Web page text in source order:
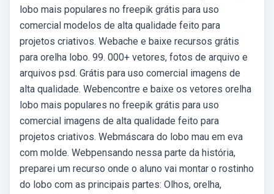
lobo mais populares no freepik grátis para uso
comercial modelos de alta qualidade feito para
projetos criativos. Webache e baixe recursos grátis
para orelha lobo. 99. 000+ vetores, fotos de arquivo e
arquivos psd. Grátis para uso comercial imagens de
alta qualidade. Webencontre e baixe os vetores orelha
lobo mais populares no freepik grátis para uso
comercial imagens de alta qualidade feito para
projetos criativos. Webmáscara do lobo mau em eva
com molde. Webpensando nessa parte da história,
preparei um recurso onde o aluno vai montar o rostinho
do lobo com as principais partes: Olhos, orelha,